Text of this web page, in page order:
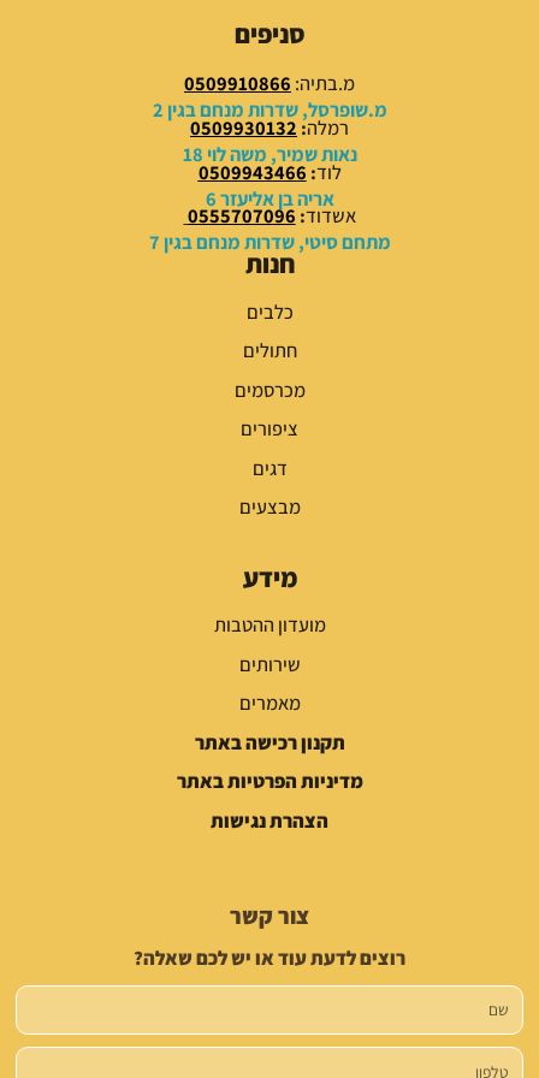
.
0
0
₪
.
0
0
₪
.
סניפים
מ.בתיה: 0509910866
מ.שופרסל, שדרות מנחם בגין 2
רמלה:
0509930132
נאות שמיר, משה לוי 18
לוד:
0509943466
אריה בן אליעזר 6
אשדוד:
0555707096
מתחם סיטי, שדרות מנחם בגין 7
חנות
כלבים
חתולים
מכרסמים
ציפורים
דגים
מבצעים
מידע
מועדון ההטבות
שירותים
מאמרים
תקנון רכישה באתר
מדיניות הפרטיות באתר
הצהרת נגישות
צור קשר
רוצים לדעת עוד או יש לכם שאלה?
שם
טלפון